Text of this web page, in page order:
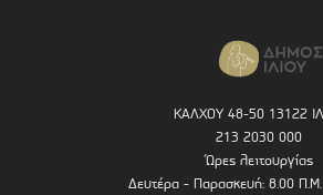
ΚΑΛΧΟΥ 48-50 13122
213 2030 000
Ώρες λειτουργίας
Δευτέρα - Παρασκευή: 8.00